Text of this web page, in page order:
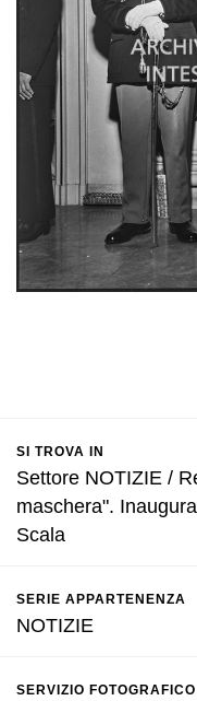
SI TROVA IN
Settore NOTIZIE /
maschera".
Scala
SERIE APPARTENENZA
NOTIZIE
SERVIZIO FOTOGRAFICO